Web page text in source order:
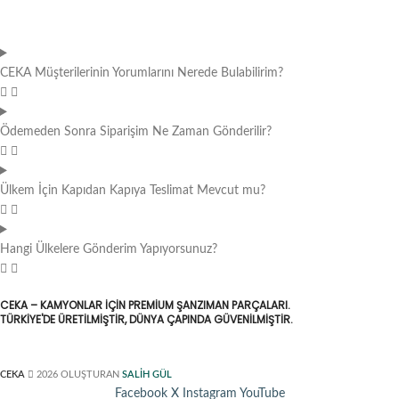
CEKA Müşterilerinin Yorumlarını Nerede Bulabilirim?
Ödemeden Sonra Siparişim Ne Zaman Gönderilir?
Ülkem İçin Kapıdan Kapıya Teslimat Mevcut mu?
Hangi Ülkelere Gönderim Yapıyorsunuz?
CEKA – KAMYONLAR IÇIN PREMIUM ŞANZIMAN PARÇALARI.
TÜRKIYE'DE ÜRETILMIŞTIR, DÜNYA ÇAPINDA GÜVENILMIŞTIR.
CEKA 2026 OLUŞTURAN SALİH GÜL
Facebook X Instagram YouTube